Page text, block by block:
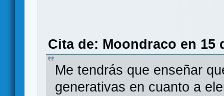
Cita de: Moondraco en 15
Me tendrás que enseñar
generativas en cuanto a